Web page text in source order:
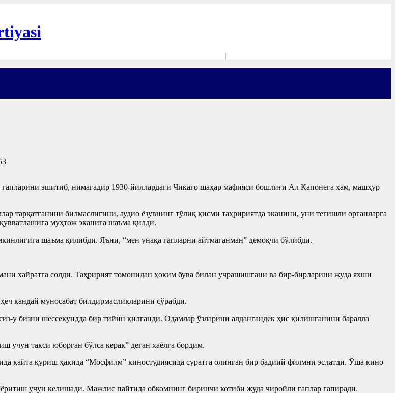
эшитиб, нимагадир 1930-йиллардаги Чикаго шаҳар мафияси бошлиғи Ал Капонега ҳам, машҳур
тарқатганини билмаслигини, аудио ёзувнинг тўлиқ қисми таҳририятда эканини, уни тегишли органларга
муҳтож эканига шаъма қилди.
шаъма қилибди. Яъни, “мен унақа гапларни айтмаганман” демоқчи бўлибди.
хайратга солди. Таҳририят томонидан ҳоким бува билан учрашишгани ва бир-бирларини жуда яхши
қандай муносабат билдирмасликларини сўрабди.
у бизни шессекундда бир тийин қилганди. Одамлар ўзларини алдангандек ҳис қилишганини баралла
такси юборган бўлса керак” деган хаёлга бордим.
қайта қуриш ҳақида “Мосфилм” киностудиясида суратга олинган бир бадиий филмни эслатди. Ўша кино
учун келишади. Мажлис пайтида обкомнинг биринчи котиби жуда чиройли гаплар гапиради.